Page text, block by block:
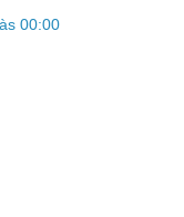
00:00